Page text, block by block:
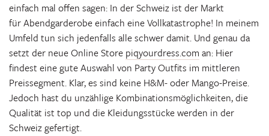
einfach mal offen sagen: In der Schweiz ist der Markt
für Abendgarderobe einfach eine Vollkatastrophe! In meinem
Umfeld tun sich jedenfalls alle schwer damit. Und genau da
setzt der neue Online Store piqyourdress.com an: Hier
findest eine gute Auswahl von Party Outfits im mittleren
Preissegment. Klar, es sind keine H&M- oder Mango-Preise.
Jedoch hast du unzählige Kombinationsmöglichkeiten, die
Qualität ist top und die Kleidungsstücke werden in der
Schweiz gefertigt.